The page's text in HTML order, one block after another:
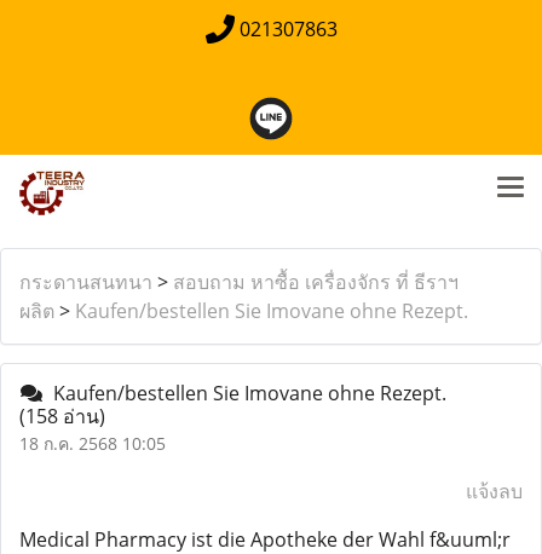
021307863
กระดานสนทนา > สอบถาม หาซื้อ เครื่องจักร ที่ ธีราฯ
ผลิต > Kaufen/bestellen Sie Imovane ohne Rezept.
Kaufen/bestellen Sie Imovane ohne Rezept.
(158 อ่าน)
18 ก.ค. 2568 10:05
แจ้งลบ
Medical Pharmacy ist die Apotheke der Wahl f&uuml;r